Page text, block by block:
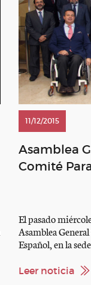
11/12/2015
Asamblea
Comité
El pasado
Asamblea
Español, en la
Doña Elena y de
Leer noticia